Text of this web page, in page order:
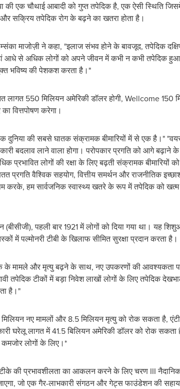
की एक चौथाई आबादी को गुप्त तपेदिक है, एक ऐसी स्थिति
सक्रिय तपेदिक रोग के बढ़ने का खतरा होता है।
माजोज़ी ने कहा, "इलाज संभव होने के बावजूद, तपेदिक
से अधिक लोगों को अपने जीवन में कभी न कभी तपेदिक हुआ
भविष्य की पेशकश करता है।"
लागत 550 मिलियन अमेरिकी डॉलर होगी, Wellcome 150
वित्तपोषण करेगा।
दुनिया की सबसे घातक संक्रामक बीमारियों में से एक है।"
बदलाव लाने वाला होगा। परोपकार प्रगति को आगे बढ़ाने
लोगों की रक्षा के लिए बढ़ती संक्रामक बीमारियों
वैश्विक सहयोग, वित्तीय समर्थन और राजनीतिक
करके, हम सार्वजनिक स्वास्थ्य खतरे के रूप में तपेदिक को
पहली बार 1921 में लोगों को दिया गया था। यह
में पल्मोनरी टीबी के खिलाफ सीमित सुरक्षा प्रदान करता है।
मामले और मृत्यु बढ़ने के साथ, नए उपकरणों की आवश्यकता
तपेदिक टीकों में बड़ा निवेश लाखों लोगों के लिए तपेदिक
है।"
नए मामलों और 8.5 मिलियन मृत्यु को रोक सकता है,
घरेलू लागत में 41.5 बिलियन अमेरिकी डॉलर को रोक सकता
लोगों के लिए।*
की प्रभावशीलता का आकलन करने के लिए चरण III नैदानिक
जो एक गैर-लाभकारी संगठन और गेट्स फाउंडेशन की